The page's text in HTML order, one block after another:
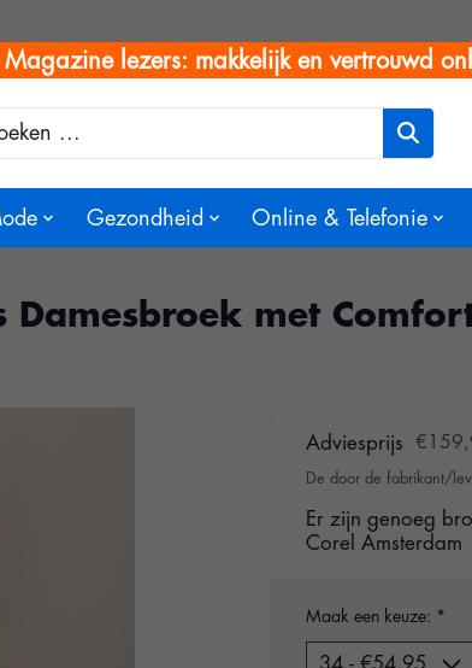
lezers: makkelijk en vertrouwd
Gezondheid Online & Telefonie
met
Adviesprijs
De door de fabrikant/
Er zijn genoeg
Corel Amsterdam
Maak een keuze: *